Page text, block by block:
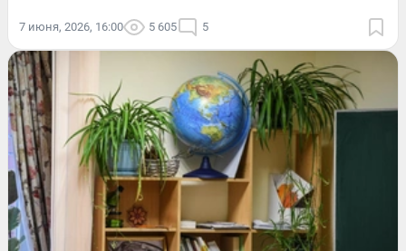
7 июня, 2026, 16:00 5 605 5